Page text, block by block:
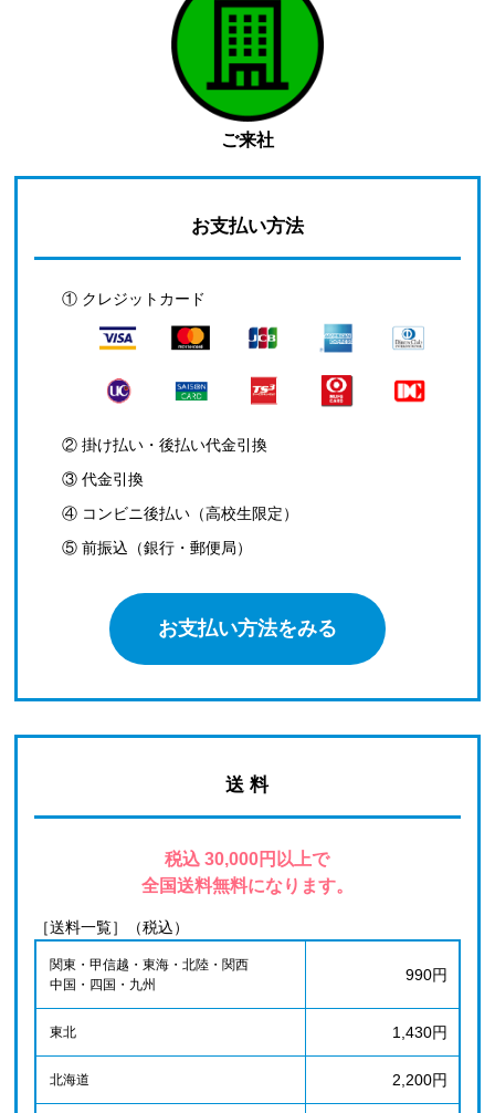
ご来社
お支払い方法
① クレジットカード
② 掛け払い・後払い代金引換
③ 代金引換
④ コンビニ後払い（高校生限定）
⑤ 前振込（銀行・郵便局）
お支払い方法をみる
送 料
税込 30,000円以上で
全国送料無料になります。
［送料一覧］（税込）
関東・甲信越・東海・北陸・関西
中国・四国・九州
990円
東北 1,430円
北海道 2,200円